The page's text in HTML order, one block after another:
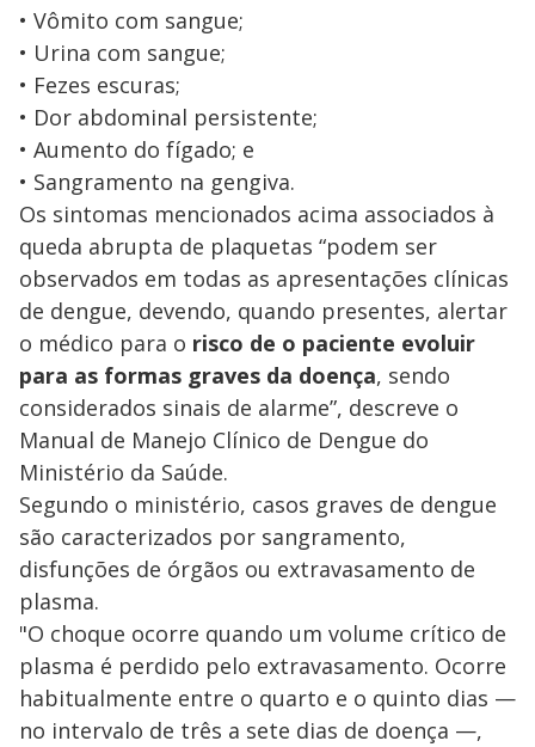
• Vômito com sangue;
• Urina com sangue;
• Fezes escuras;
• Dor abdominal persistente;
• Aumento do fígado; e
• Sangramento na gengiva.
Os sintomas mencionados acima associados à
queda abrupta de plaquetas “podem ser
observados em todas as apresentações clínicas
de dengue, devendo, quando presentes, alertar
o médico para o risco de o paciente evoluir
para as formas graves da doença, sendo
considerados sinais de alarme”, descreve o
Manual de Manejo Clínico de Dengue do
Ministério da Saúde.
Segundo o ministério, casos graves de dengue
são caracterizados por sangramento,
disfunções de órgãos ou extravasamento de
plasma.
"O choque ocorre quando um volume crítico de
plasma é perdido pelo extravasamento. Ocorre
habitualmente entre o quarto e o quinto dias —
no intervalo de três a sete dias de doença —,